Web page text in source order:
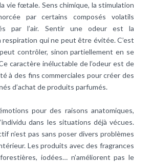
vie fœtale. Sens chimique, la stimulation
par certains composés volatils
par l’air. Sentir une odeur est la
respiration qui ne peut être évitée. C’est
contrôler, sinon partiellement en se
caractère inéluctable de l’odeur est de
à des fins commerciales pour créer des
d’achat de produits parfumés.
pour des raisons anatomiques,
dans les situations déjà vécues.
n’est pas sans poser divers problèmes
Les produits avec des fragrances
iodées… n’améliorent pas le